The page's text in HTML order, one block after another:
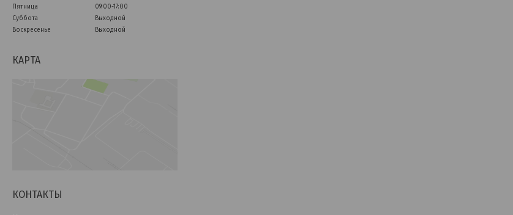
Пятница
09:00-17:00
Суббота
Выходной
Воскресенье
Выходной
КАРТА
КОНТАКТЫ